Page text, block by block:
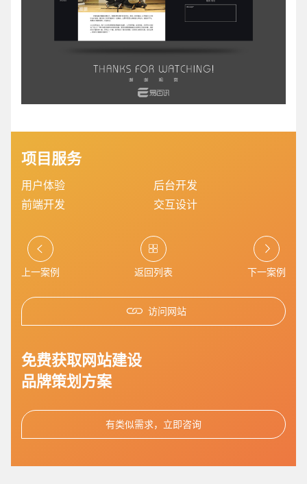
项目服务
用户体验
后台开发
前端开发
交互设计
上一案例 返回列表 下一案例
访问网站
免费获取网站建设
品牌策划方案
有类似需求，立即咨询
您的预算 1万-3万 3万-5万 5万-8万